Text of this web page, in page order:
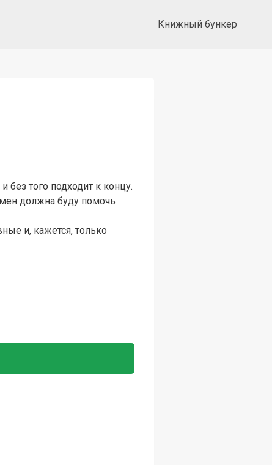
Книжный бункер
без того подходит к концу.
должна буду помочь
и, кажется, только